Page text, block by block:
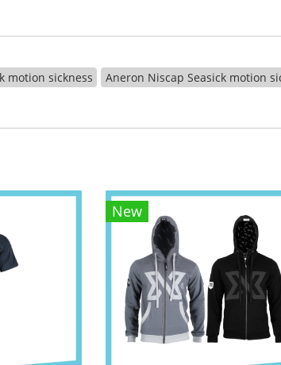
motion sickness Aneron Niscap Seasick motion
New